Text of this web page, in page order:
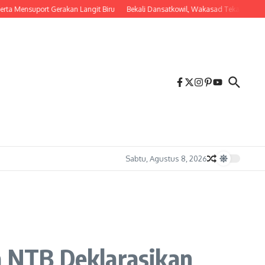
Gerakan Langit Biru Bekali Dansatkowil, Wakasad Tekankan
Sabtu, Agustus 8, 2026
Deklarasikan